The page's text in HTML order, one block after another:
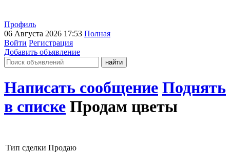
Профиль
06 Августа 2026 17:53 Полная
Войти Регистрация
Добавить объявление
Написать сообщение Поднять
в списке Продам цветы
Тип сделки Продаю